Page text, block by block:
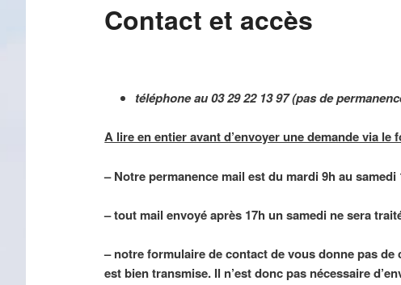
Contact et accès
téléphone au 03 29 22 13 97 (pas de
A lire en entier avant d’envoyer une demande via le
– Notre permanence mail est du mardi 9h au samedi
– tout mail envoyé après 17h un samedi ne sera
– notre formulaire de contact de vous donne pas
est bien transmise. Il n’est donc pas nécessaire